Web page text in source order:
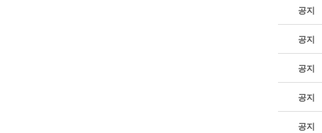
공지
공지
공지
공지
공지